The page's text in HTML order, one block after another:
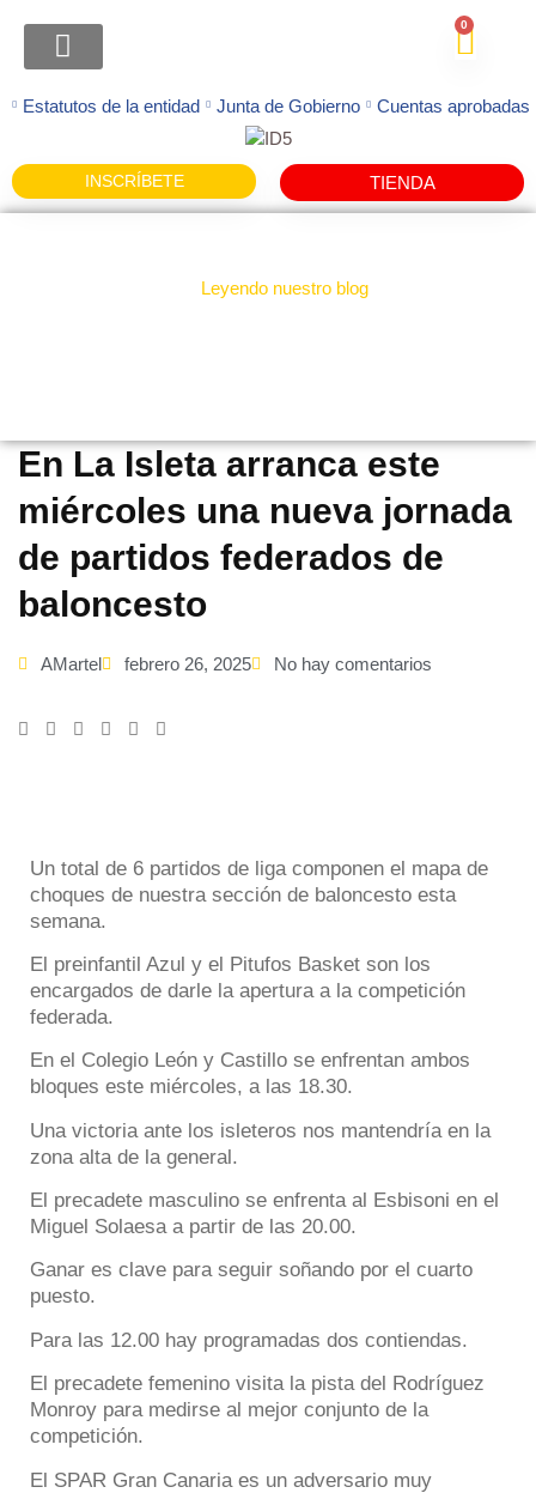
0
Estatutos de la entidad Junta de Gobierno Cuentas aprobadas
INSCRÍBETE TIENDA
Leyendo nuestro blog
En La Isleta arranca este
miércoles una nueva jornada
de partidos federados de
baloncesto
AMartel febrero 26, 2025 No hay comentarios
Un total de 6 partidos de liga componen el mapa de
choques de nuestra sección de baloncesto esta
semana.
El preinfantil Azul y el Pitufos Basket son los
encargados de darle la apertura a la competición
federada.
En el Colegio León y Castillo se enfrentan ambos
bloques este miércoles, a las 18.30.
Una victoria ante los isleteros nos mantendría en la
zona alta de la general.
El precadete masculino se enfrenta al Esbisoni en el
Miguel Solaesa a partir de las 20.00.
Ganar es clave para seguir soñando por el cuarto
puesto.
Para las 12.00 hay programadas dos contiendas.
El precadete femenino visita la pista del Rodríguez
Monroy para medirse al mejor conjunto de la
competición.
El SPAR Gran Canaria es un adversario muy